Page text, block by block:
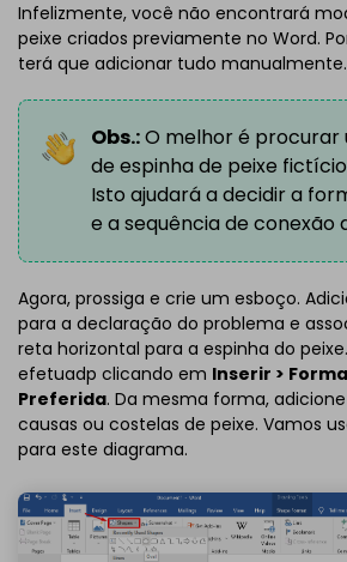
Infelizmente, você não encontrará
peixe criados previamente no Word.
terá que adicionar tudo manualmente.
Obs.:O melhor é procurar
de espinha de peixe
Isto ajudará a decidir a
e a sequência de conexão
Agora, prossiga e crie um esboço.
para a declaração do problema e
reta horizontal para a espinha do
efetuadp clicando em Inserir >
Preferida. Da mesma forma,
causas ou costelas de peixe. Vamos
para este diagrama.